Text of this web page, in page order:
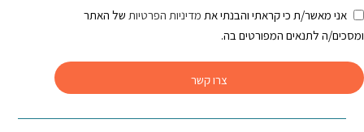
אני מאשר/ת כי קראתי והבנתי את מדיניות הפרטיות של האתר
ומסכים/ה לתנאים המפורטים בה.
צרו קשר